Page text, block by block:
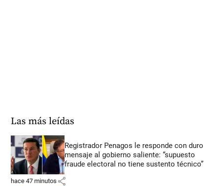
Las más leídas
Registrador Penagos le responde con duro
mensaje al gobierno saliente: “supuesto
fraude electoral no tiene sustento técnico”
hace 47 minutos share